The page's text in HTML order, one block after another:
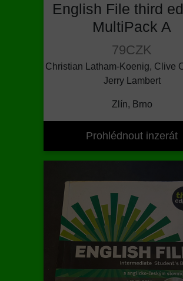
English File third
MultiPack A
79CZK
Christian Latham-Koenig, Clive
Jerry Lambert
Zlín, Brno
Prohlédnout inzerát